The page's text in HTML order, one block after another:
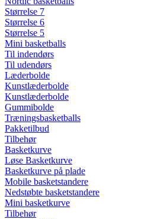
Størrelse 7
Størrelse 6
Størrelse 5
Mini basketballs
Til indendørs
Til udendørs
Læderbolde
Kunstlæderbolde
Kunstlæderbolde
Gummibolde
Træningsbasketballs
Pakketilbud
Tilbehør
Basketkurve
Løse Basketkurve
Basketkurve på plade
Mobile basketstandere
Nedstøbte basketstandere
Mini basketkurve
Tilbehør